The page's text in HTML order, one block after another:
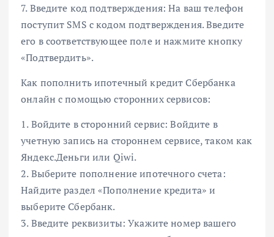
7. Введите код подтверждения: На ваш телефон
поступит SMS с кодом подтверждения. Введите
его в соответствующее поле и нажмите кнопку
«Подтвердить».
Как пополнить ипотечный кредит Сбербанка
онлайн с помощью сторонних сервисов:
1. Войдите в сторонний сервис: Войдите в
учетную запись на стороннем сервисе, таком как
Яндекс.Деньги или Qiwi.
2. Выберите пополнение ипотечного счета:
Найдите раздел «Пополнение кредита» и
выберите Сбербанк.
3. Введите реквизиты: Укажите номер вашего